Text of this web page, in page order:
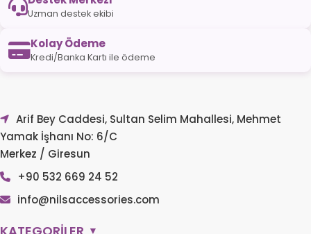
Uzman destek ekibi
Kolay Ödeme
Kredi/Banka Kartı ile ödeme
Arif Bey Caddesi, Sultan Selim Mahallesi, Mehmet
Yamak İşhanı No: 6/C
Merkez / Giresun
+90 532 669 24 52
info@nilsaccessories.com
▼